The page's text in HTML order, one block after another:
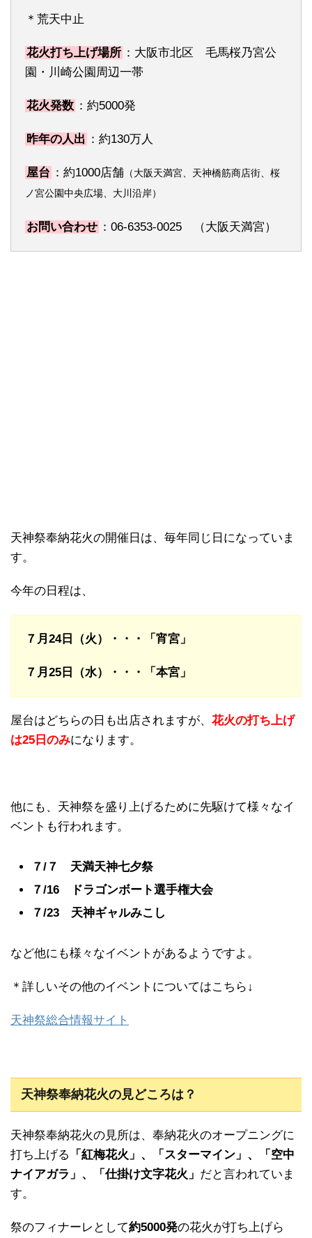
＊荒天中止
花火打ち上げ場所 ：大阪市北区 毛馬桜乃宮公
園・川崎公園周辺一帯
花火発数 ：約5000発
昨年の人出 ：約130万人
屋台 ：約1000店舗 （大阪天満宮、天神橋筋商店街、桜
ノ宮公園中央広場、大川沿岸）
お問い合わせ ：06-6353-0025 （大阪天満宮）
天神祭奉納花火の開催日は、毎年同じ日になっていま
す。
今年の日程は、
７月24日（火）・・・「宵宮」
７月25日（水）・・・「本宮」
屋台はどちらの日も出店されますが、 花火の打ち上げ
は25日のみになります。
他にも、天神祭を盛り上げるために先駆けて様々なイ
ベントも行われます。
７/７ 天満天神七夕祭
７/16 ドラゴンボート選手権大会
７/23 天神ギャルみこし
など他にも様々なイベントがあるようですよ。
＊詳しいその他のイベントについてはこちら↓
天神祭総合情報サイト
天神祭奉納花火の見どころは？
天神祭奉納花火の見所は、奉納花火のオープニングに
打ち上げる
「紅梅花火」、「スターマイン」、「空中
ナイアガラ」、「仕掛け文字花火」 だと言われていま
す。
祭のフィナーレとして約5000発の花火が打ち上げら